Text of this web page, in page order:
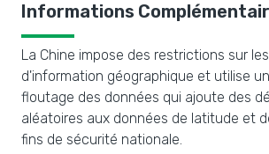
Informations
La Chine impose des restrictions sur
d'information géographique et utilise
floutage des données qui ajoute des
aléatoires aux données de latitude et
fins de sécurité nationale.